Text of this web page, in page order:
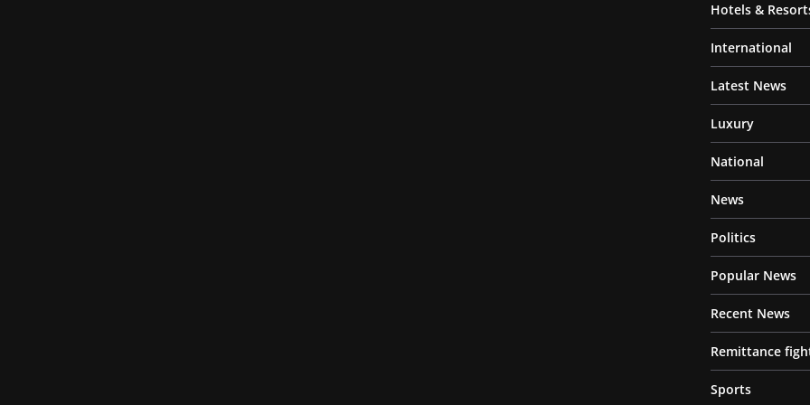
Hotels &
International
Latest News
Luxury
National
News
Politics
Popular News
Recent News
Remittance
Sports